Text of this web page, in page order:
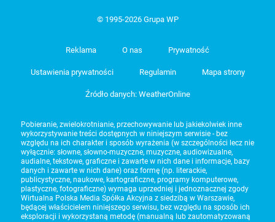
© 1995-2026 Grupa WP
Reklama O nas Prywatność
Ustawienia prywatności Regulamin Mapa strony
Źródło danych: WeatherOnline
Pobieranie, zwielokrotnianie, przechowywanie lub jakiekolwiek inne
wykorzystywanie treści dostępnych w niniejszym serwisie - bez
względu na ich charakter i sposób wyrażenia (w szczególności lecz nie
wyłącznie: słowne, słowno-muzyczne, muzyczne, audiowizualne,
audialne, tekstowe, graficzne i zawarte w nich dane i informacje, bazy
danych i zawarte w nich dane) oraz formę (np. literackie,
publicystyczne, naukowe, kartograficzne, programy komputerowe,
plastyczne, fotograficzne) wymaga uprzedniej i jednoznacznej zgody
Wirtualna Polska Media Spółka Akcyjna z siedzibą w Warszawie,
będącej właścicielem niniejszego serwisu, bez względu na sposób ich
eksploracji i wykorzystaną metodę (manualną lub zautomatyzowaną